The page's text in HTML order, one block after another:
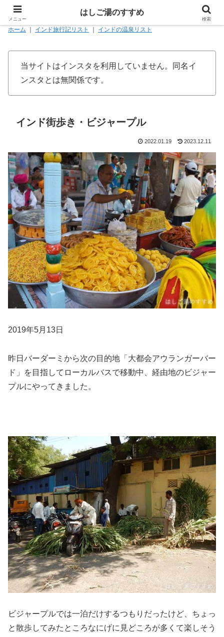
ホーム インド旅行記リスト インドの温泉リスト
当サイトはインスタを利用していません。同名イ
ンスタとは無関係です。
インド街歩き・ビジャープル
2022.01.19 2023.12.11
2019年5月13日
昨日バーダーミから次の目的地「大都会アウランガーバー
ド」を目指してローカルバスで移動中、経由地のビジャー
プルにやってきました。
ビジャープルでは一泊だけするつもりだったけど、ちょっ
と散歩してみたところなにげに見どころが多くて楽しそう
メニュー
はしご湯のすすめ
検索